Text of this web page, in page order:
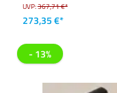
UVP:367,71 €*
273,35 €*
- 13%